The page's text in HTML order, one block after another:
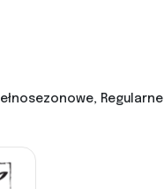
Regularne